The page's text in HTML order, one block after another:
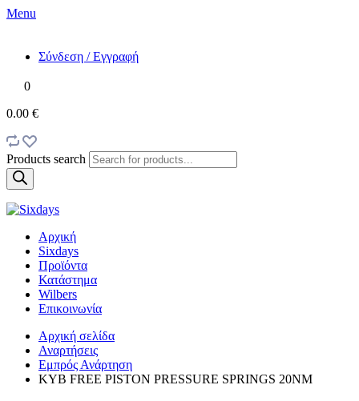
Menu
Σύνδεση / Εγγραφή
0
0.00 €
Products search
Αρχική
Sixdays
Προϊόντα
Κατάστημα
Wilbers
Επικοινωνία
Αρχική σελίδα
Αναρτήσεις
Εμπρός Ανάρτηση
KYB FREE PISTON PRESSURE SPRINGS 20NM